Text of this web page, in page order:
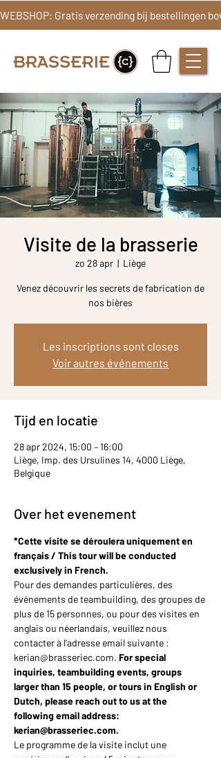
Visite de la brasserie
zo 28 apr
  |
Liège
Venez découvrir les secrets de fabrication de
nos bières
Les inscriptions sont closes
Voir autres événements
Tijd en locatie
28 apr 2024, 15:00 – 16:00
Liège, Imp. des Ursulines 14, 4000 Liège,
Belgique
Over het evenement
*Cette visite se déroulera uniquement en
français / This tour will be conducted
exclusively in French.
Pour des demandes particulières, des
événements de teambuilding, des groupes de
plus de 15 personnes, ou pour des visites en
anglais ou néerlandais, veuillez nous
contacter à l’adresse email suivante :
kerian@brasseriec.com. For special
inquiries, teambuilding events, groups
larger than 15 people, or tours in English or
Dutch, please reach out to us at the
following email address:
kerian@brasseriec.com.
Le programme de la visite inclut une